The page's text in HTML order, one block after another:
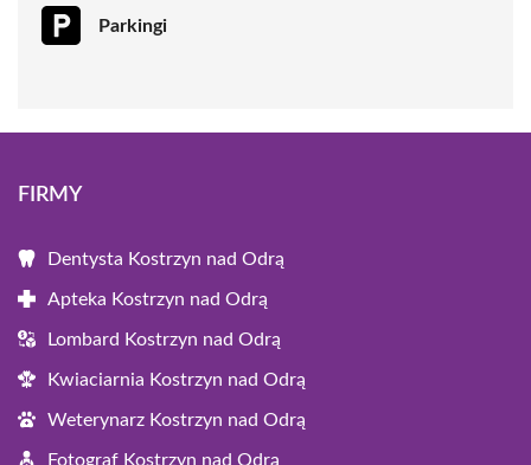
Parkingi
FIRMY
Dentysta Kostrzyn nad Odrą
Apteka Kostrzyn nad Odrą
Lombard Kostrzyn nad Odrą
Kwiaciarnia Kostrzyn nad Odrą
Weterynarz Kostrzyn nad Odrą
Fotograf Kostrzyn nad Odrą